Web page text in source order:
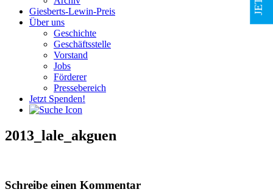
Giesberts-Lewin-Preis
Über uns
Geschichte
Geschäftsstelle
Vorstand
Jobs
Förderer
Pressebereich
Jetzt Spenden!
2013_lale_akguen
Schreibe einen Kommentar